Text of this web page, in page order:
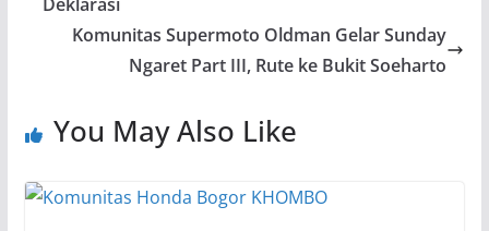
Komunitas Supermoto Oldman Gelar Sunday
Ngaret Part III, Rute ke Bukit Soeharto
You May Also Like